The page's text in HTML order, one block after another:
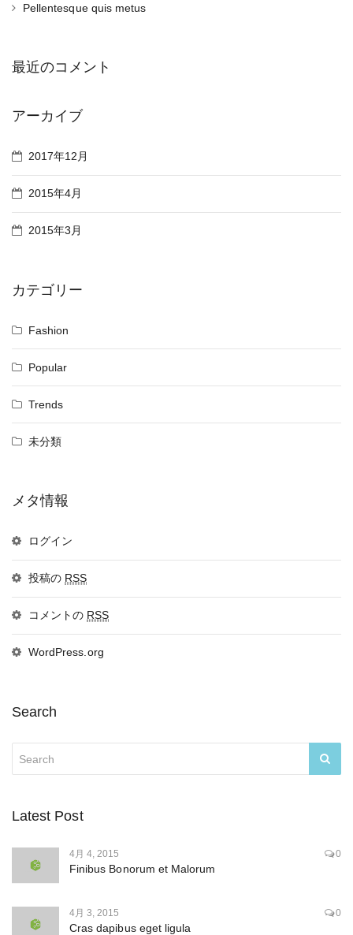
Pellentesque quis metus
最近のコメント
アーカイブ
2017年12月
2015年4月
2015年3月
カテゴリー
Fashion
Popular
Trends
未分類
メタ情報
ログイン
投稿の RSS
コメントの RSS
WordPress.org
Search
Latest Post
4月 4, 2015 0
Finibus Bonorum et Malorum
4月 3, 2015 0
Cras dapibus eget ligula